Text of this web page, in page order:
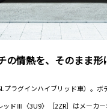
の情熱を、そのまま形
プラグインハイブリッド車）。ボ
ドⅢ〈3U9〉［2ZR］はメーカー